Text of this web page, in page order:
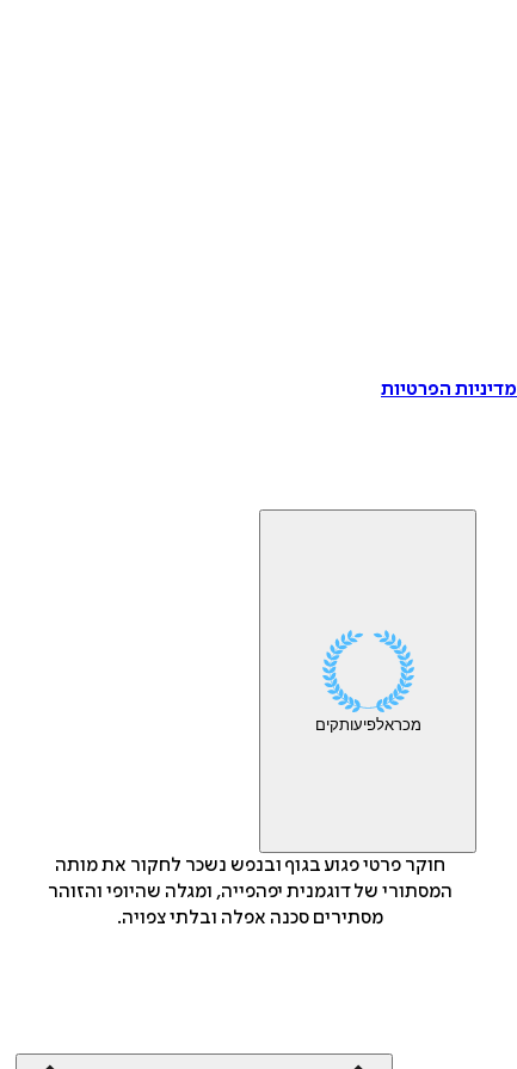
הפרטיות
מכראלפיעותקים
חוקר פרטי פגוע בגוף ובנפש נשכר לחקור את מותה
המסתורי של דוגמנית יפהפייה, ומגלה שהיופי והזוהר
מסתירים סכנה אפלה ובלתי צפויה.